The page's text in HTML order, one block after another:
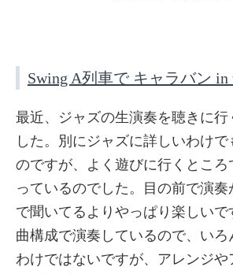
Swing A列車で キャラバン in
最近、ジャズの生演奏を聴きに行
した。別にジャズに詳しいわけ
のですが、よく遊びに行くところ
っているのでした。目の前で演
で聞いてるよりやっぱり楽しいで
曲構成で演奏しているので、いろ
わけではないですが、アレンジや